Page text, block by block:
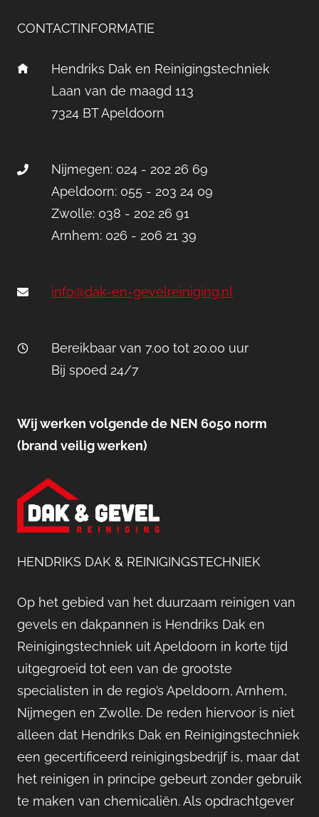
CONTACTINFORMATIE
Hendriks Dak en Reinigingstechniek
Laan van de maagd 113
7324 BT Apeldoorn
Nijmegen: 024 - 202 26 69
Apeldoorn: 055 - 203 24 09
Zwolle: 038 - 202 26 91
Arnhem: 026 - 206 21 39
info@dak-en-gevelreiniging.nl
Bereikbaar van 7.00 tot 20.00 uur
Bij spoed 24/7
Wij werken volgende de NEN 6050 norm
(brand veilig werken)
HENDRIKS DAK & REINIGINGSTECHNIEK
Op het gebied van het duurzaam reinigen van
gevels en dakpannen is Hendriks Dak en
Reinigingstechniek uit Apeldoorn in korte tijd
uitgegroeid tot een van de grootste
specialisten in de regio’s Apeldoorn, Arnhem,
Nijmegen en Zwolle. De reden hiervoor is niet
alleen dat Hendriks Dak en Reinigingstechniek
een gecertificeerd reinigingsbedrijf is, maar dat
het reinigen in principe gebeurt zonder gebruik
te maken van chemicaliën. Als opdrachtgever